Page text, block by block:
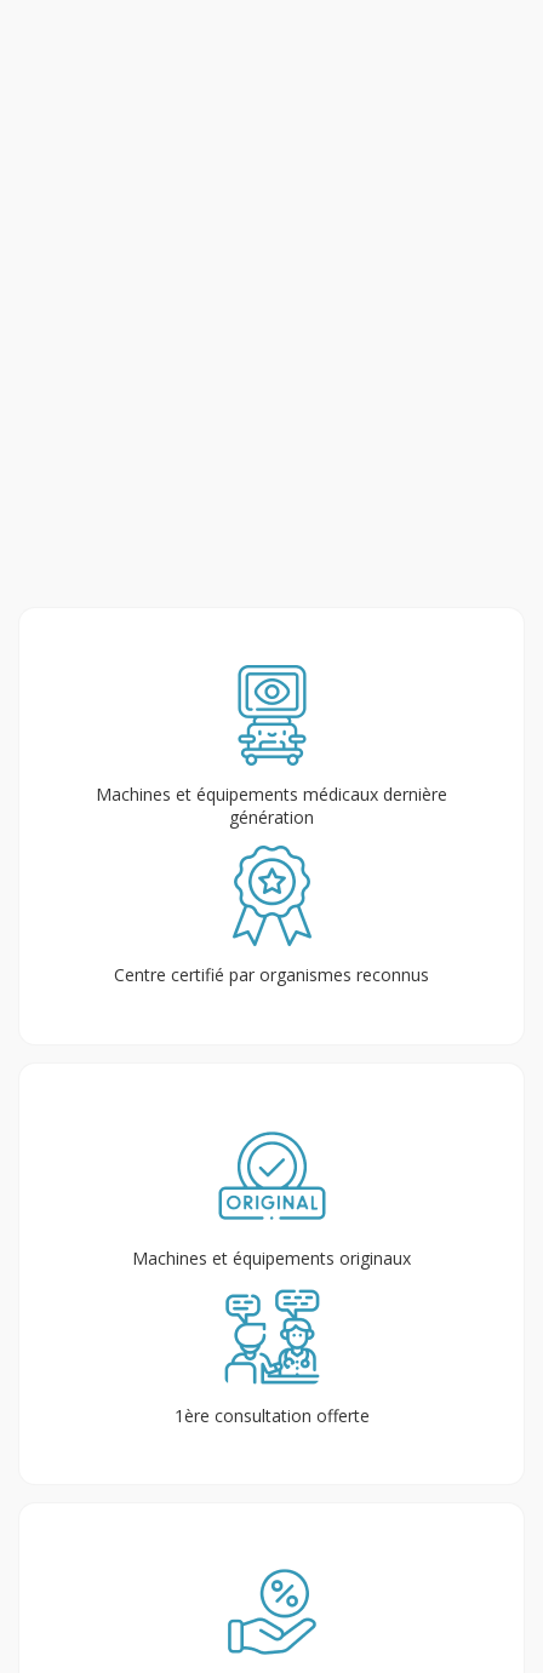
Machines et équipements médicaux dernière
génération
Centre certifié par organismes reconnus
Machines et équipements originaux
1ère consultation offerte